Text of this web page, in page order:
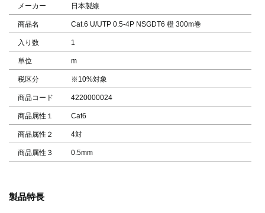
メーカー 日本製線
商品名 Cat.6 U/UTP 0.5-4P NSGDT6 橙 300m巻
入り数 1
単位 m
税区分 ※10%対象
商品コード 4220000024
商品属性１ Cat6
商品属性２ 4対
商品属性３ 0.5mm
製品特長